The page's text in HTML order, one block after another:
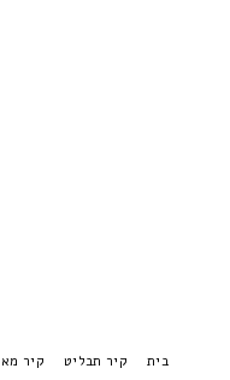
בית קיר תבליט קיר